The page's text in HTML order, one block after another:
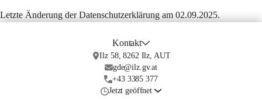
Letzte Änderung der Datenschutzerklärung am 02.09.2025.
Kontakt
Ilz 58, 8262 Ilz, AUT
gde@ilz.gv.at
+43 3385 377
Jetzt geöffnet